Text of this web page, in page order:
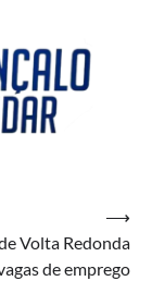
Volta Redonda
de emprego
⟶